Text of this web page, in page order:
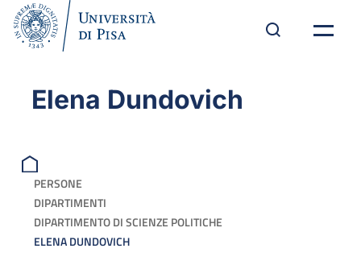
Elena Dundovich
PERSONE
DIPARTIMENTI
DIPARTIMENTO DI SCIENZE POLITICHE
ELENA DUNDOVICH